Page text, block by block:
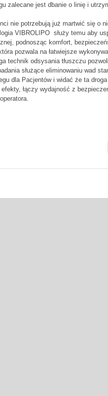
zalecane jest dbanie o linię i
nie potrzebują już martwić się o
VIBROLIPO służy temu aby
podnosząc komfort,
pozwala na łatwiejsze
technik odsysania tłuszczu
służące eliminowaniu wad
dla Pacjentów i widać że ta
łączy wydajność z